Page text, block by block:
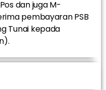
dan juga M-
pembayaran PSB
Tunai kepada